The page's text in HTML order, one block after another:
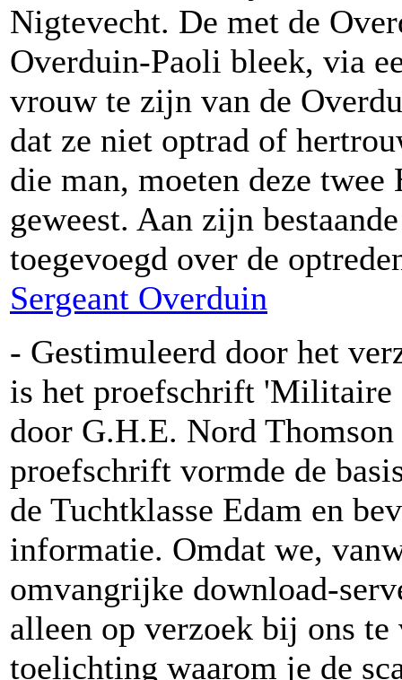
Nigtevecht. De met de
Overduin-Paoli bleek, via
vrouw te zijn van de
dat ze niet optrad of
die man, moeten deze
geweest. Aan zijn
toegevoegd over de
Sergeant Overduin
- Gestimuleerd door het
is het proefschrift 'Militaire
door G.H.E. Nord
proefschrift vormde de
de Tuchtklasse Edam en
informatie. Omdat we,
omvangrijke download-
alleen op verzoek bij ons
toelichting waarom je de